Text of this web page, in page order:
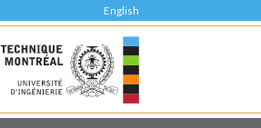
English